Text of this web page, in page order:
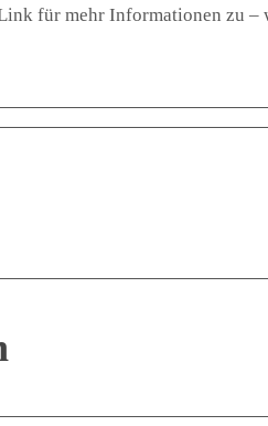
für mehr Informationen zu –